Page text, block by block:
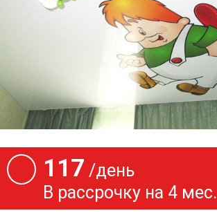
117 /день
В рассрочку на 4 мес.